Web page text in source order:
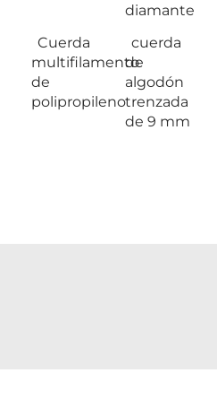
diamante
Cuerda
multifilamento
de
polipropileno
cuerda
de
algodón
trenzada
de 9 mm